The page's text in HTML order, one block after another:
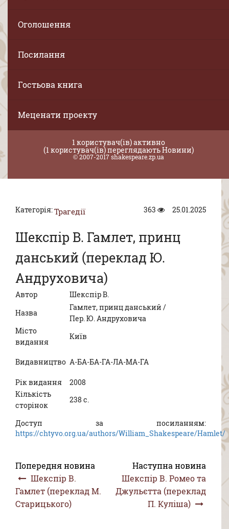
Оголошення
Посилання
Гостьова книга
Меценати проекту
1 користувач(ів) активно
(1 користувач(ів) переглядають Новини)
© 2007-2017 shakespeare.zp.ua
Категорія:Трагедії 25.01.2025
363
Шекспір В. Гамлет, принц
данський (переклад Ю.
Андруховича)
Автор
Шекспір В.
Назва
Гамлет, принц данський /
Пер. Ю. Андруховича
Місто
видання
Київ
Видавництво А-БА-БА-ГА-ЛА-МА-ГА
Рік видання
2008
Кількість
сторінок
238 с.
Доступ за посиланням:
https://chtyvo.org.ua/authors/William_Shakespeare/Hamlet/
Попередня новина
Шекспір В.
Гамлет (переклад М.
Старицького)
Наступна новина
Шекспір В. Ромео та
Джульєтта (переклад
П. Куліша)